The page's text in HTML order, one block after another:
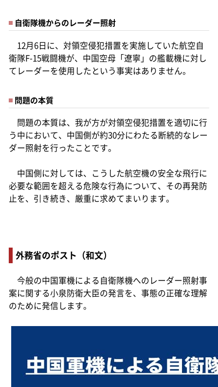
自衛隊機からのレーダー照射
12月6日に、対領空侵犯措置を実施していた航空自
衛隊F-15戦闘機が、中国空母「遼寧」の艦載機に対し
てレーダーを使用したという事実はありません。
問題の本質
問題の本質は、我が方が対領空侵犯措置を適切に行
う中において、中国側が約30分にわたる断続的なレー
ダー照射を行ったことです。
中国側に対しては、こうした航空機の安全な飛行に
必要な範囲を超える危険な行為について、その再発防
止を、引き続き、厳重に求めてまいります。
外務省のポスト（和文）
今般の中国軍機による自衛隊機へのレーダー照射事
案に関する小泉防衛大臣の発言を、事態の正確な理解
のために発信します。